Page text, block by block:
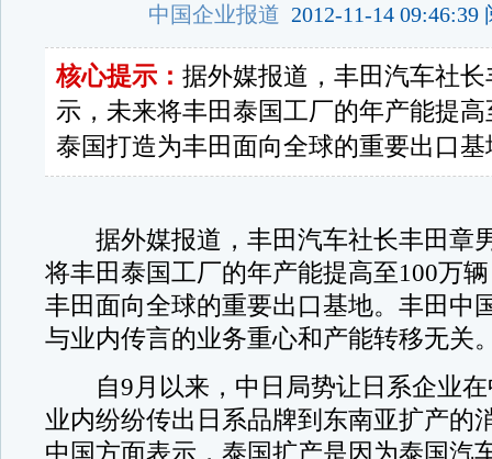
中国企业报道 2012-11-14 09:46:39
核心提示： 据外媒报道，丰田汽车社
示，未来将丰田泰国工厂的年产能提
泰国打造为丰田面向全球的重要出口基
据外媒报道，丰田汽车社长丰田章
将丰田泰国工厂的年产能提高至100万
丰田面向全球的重要出口基地。丰田中
与业内传言的业务重心和产能转移无关
自9月以来，中日局势让日系企业在
业内纷纷传出日系品牌到东南亚扩产的
中国方面表示，泰国扩产是因为泰国汽